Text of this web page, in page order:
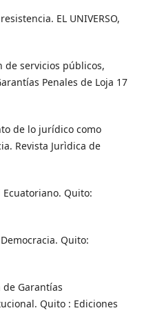
EL UNIVERSO,
de servicios públicos,
Penales de Loja 17
de lo jurídico como
Revista Jurìdica de
Ecuatoriano. Quito:
Quito:
de Garantías
Quito : Ediciones